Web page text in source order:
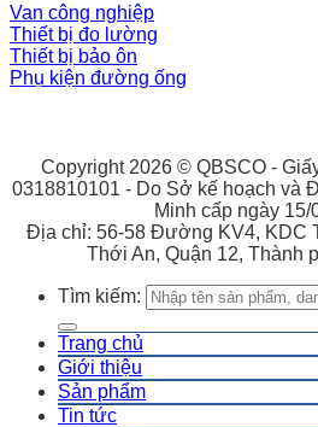
Van công nghiệp
Thiết bị đo lường
Thiết bị bảo ôn
Phụ kiện đường ống
Copyright 2026 © QBSCO -
0318810101 - Do Sở kế hoạch và
Minh cấp ngày 15/
Địa chỉ: 56-58 Đường KV4, KDC
Thới An, Quận 12, Thành
Tìm kiếm:
Trang chủ
Giới thiệu
Sản phẩm
Tin tức